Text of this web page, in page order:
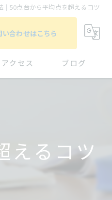
｜50点台から平均点を超えるコツ
い合わせはこちら
アクセス ブログ
えるコツ